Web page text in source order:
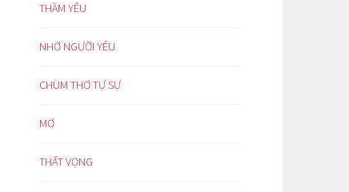
THẦM YÊU
NHỚ NGƯỜI YÊU
CHÙM THƠ TỰ SỰ
MƠ
THẤT VỌNG